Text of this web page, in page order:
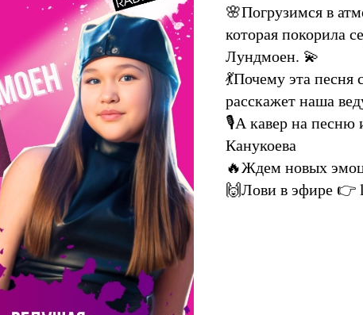
🌸Погрузимся в
которая
Лундмоен. 💫
💃Почему эта
расскажет наша
🎙А кавер на песню
Канукоева
🔥Ждем новых
🙌Лови в эфире 👉